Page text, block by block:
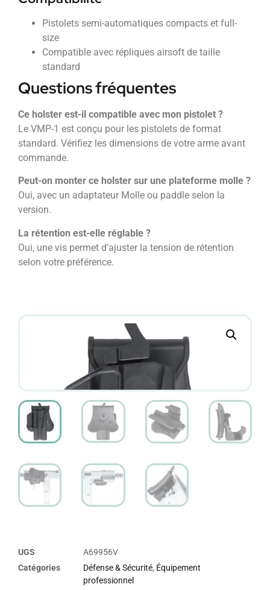
Pistolets semi-automatiques compacts et full-
size
Compatible avec répliques airsoft de taille
standard
Questions fréquentes
Ce holster est-il compatible avec mon pistolet ?
Le VMP-1 est conçu pour les pistolets de format
standard. Vérifiez les dimensions de votre arme avant
commande.
Peut-on monter ce holster sur une plateforme molle ?
Oui, avec un adaptateur Molle ou paddle selon la
version.
La rétention est-elle réglable ?
Oui, une vis permet d’ajuster la tension de rétention
selon votre préférence.
UGS
A69956V
Catégories
Défense & Sécurité, Équipement
professionnel